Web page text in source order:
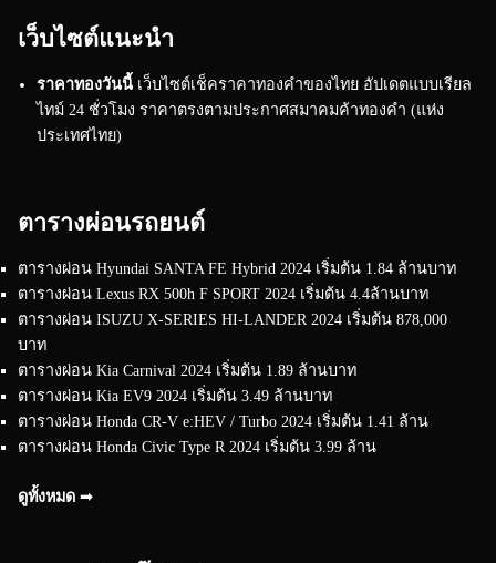
เว็บไซต์แนะนำ
ราคาทองวันนี้ เว็บไซต์เช็คราคาทองคำของไทย อัปเดตแบบเรียล
ไทม์ 24 ชั่วโมง ราคาตรงตามประกาศสมาคมค้าทองคำ (แห่ง
ประเทศไทย)
ตารางผ่อนรถยนต์
ตารางผ่อน Hyundai SANTA FE Hybrid 2024 เริ่มต้น 1.84 ล้านบาท
ตารางผ่อน Lexus RX 500h F SPORT 2024 เริ่มต้น 4.4ล้านบาท
ตารางผ่อน ISUZU X-SERIES HI-LANDER 2024 เริ่มต้น 878,000
บาท
ตารางผ่อน Kia Carnival 2024 เริ่มต้น 1.89 ล้านบาท
ตารางผ่อน Kia EV9 2024 เริ่มต้น 3.49 ล้านบาท
ตารางผ่อน Honda CR-V e:HEV / Turbo 2024 เริ่มต้น 1.41 ล้าน
ตารางผ่อน Honda Civic Type R 2024 เริ่มต้น 3.99 ล้าน
ดูทั้งหมด ➟